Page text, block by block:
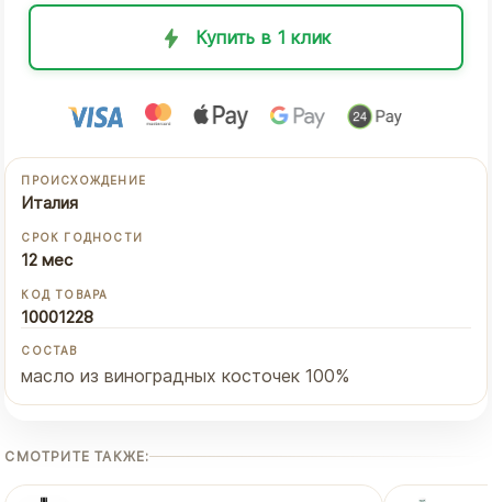
Купить в 1 клик
ПРОИСХОЖДЕНИЕ
Италия
СРОК ГОДНОСТИ
12 мес
КОД ТОВАРА
10001228
СОСТАВ
масло из виноградных косточек 100%
СМОТРИТЕ ТАКЖЕ: